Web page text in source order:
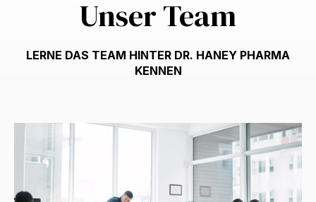
Unser Team
LERNE DAS TEAM HINTER DR. HANEY PHARMA
KENNEN